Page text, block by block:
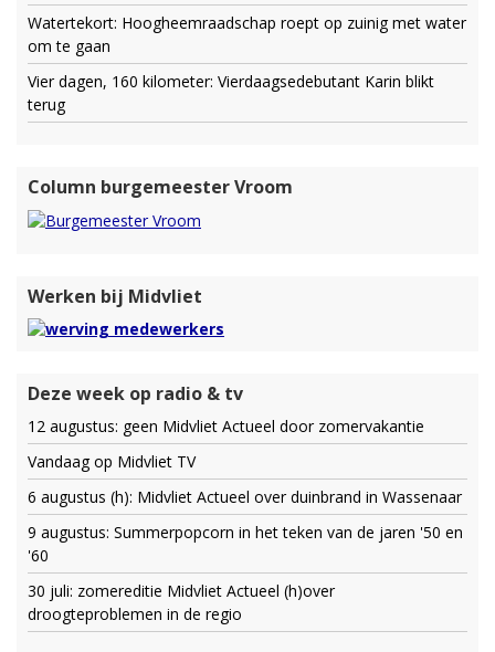
Watertekort: Hoogheemraadschap roept op zuinig met water
om te gaan
Vier dagen, 160 kilometer: Vierdaagsedebutant Karin blikt
terug
Column burgemeester Vroom
Werken bij Midvliet
Deze week op radio & tv
12 augustus: geen Midvliet Actueel door zomervakantie
Vandaag op Midvliet TV
6 augustus (h): Midvliet Actueel over duinbrand in Wassenaar
9 augustus: Summerpopcorn in het teken van de jaren '50 en
'60
30 juli: zomereditie Midvliet Actueel (h)over
droogteproblemen in de regio